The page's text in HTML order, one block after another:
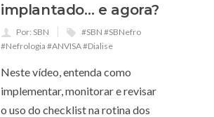
implantado… e agora?
Por: SBN
#SBN #SBNefro
#Nefrologia #ANVISA #Dialise
Neste vídeo, entenda como
implementar, monitorar e revisar
o uso do checklist na rotina dos